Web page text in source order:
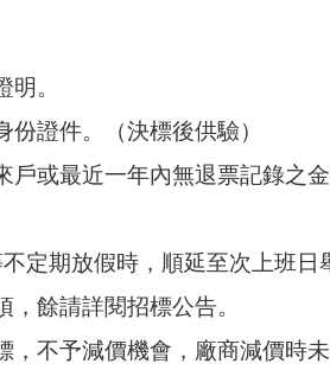
。
證件。（決標後供驗）
戶或最近一年內無退票記錄之
定期放假時，順延至次上班日
餘請詳閱招標公告。
，不予減價機會，廠商減價時